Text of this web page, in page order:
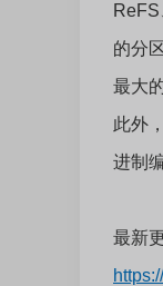
的分
最大
此外
进制
最新